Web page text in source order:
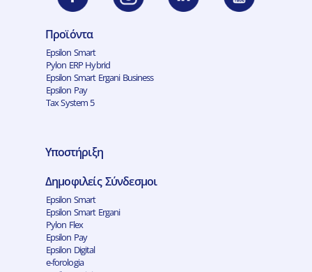
Προϊόντα
Epsilon Smart
Pylon ERP Hybrid
Epsilon Smart Ergani Business
Epsilon Pay
Tax System 5
Υποστήριξη
Δημοφιλείς Σύνδεσμοι
Epsilon Smart
Epsilon Smart Ergani
Pylon Flex
Epsilon Pay
Epsilon Digital
e-forologia